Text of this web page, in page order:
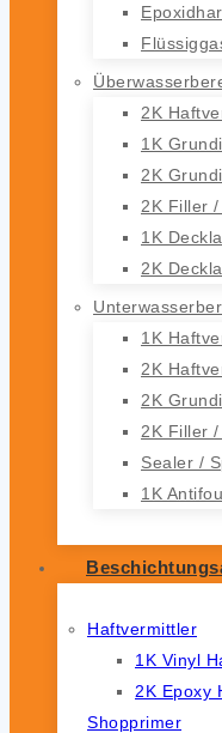
2K
1K
2K
2K Filler
1K
2K
1K
2K
2K
2K Filler
Sealer /
1K
Haftvermittler
1K Vinyl
2K Epoxy
Shopprimer